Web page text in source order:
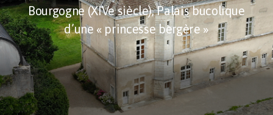
Bourgogne (XIVe siècle),Palais bucolique
d’une « princesse bergère »